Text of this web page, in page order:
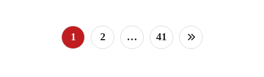
Seitennummerierung
1 2 … 41